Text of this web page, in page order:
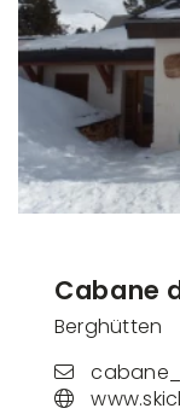
Cabane
Berghütten